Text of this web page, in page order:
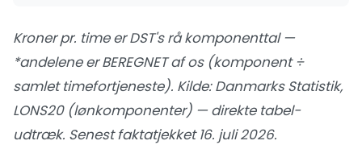
Kroner pr. time er DST's rå komponenttal —
*andelene er BEREGNET af os (komponent ÷
samlet timefortjeneste). Kilde:Danmarks Statistik,
LONS20 (lønkomponenter) — direkte tabel-
udtræk. Senest faktatjekket 16. juli 2026.